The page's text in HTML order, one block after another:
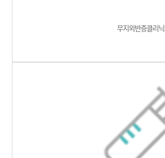
무지외반증클리닉